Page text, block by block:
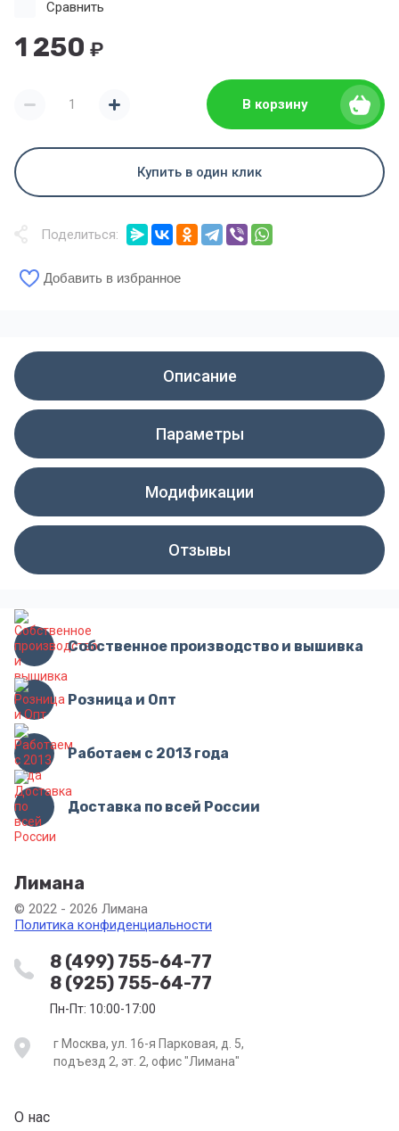
1 250 ₽
Сравнить
В корзину
Купить в один клик
Поделиться:
Добавить в избранное
Описание
Параметры
Модификации
Отзывы
Собственное производство и вышивка
Розница и Опт
Работаем с 2013 года
Доставка по всей России
Лимана
© 2022 - 2026 Лимана
Политика конфиденциальности
8 (499) 755-64-77
8 (925) 755-64-77
Пн-Пт: 10:00-17:00
г Москва, ул. 16-я Парковая, д. 5,
подъезд 2, эт. 2, офис "Лимана"
О нас